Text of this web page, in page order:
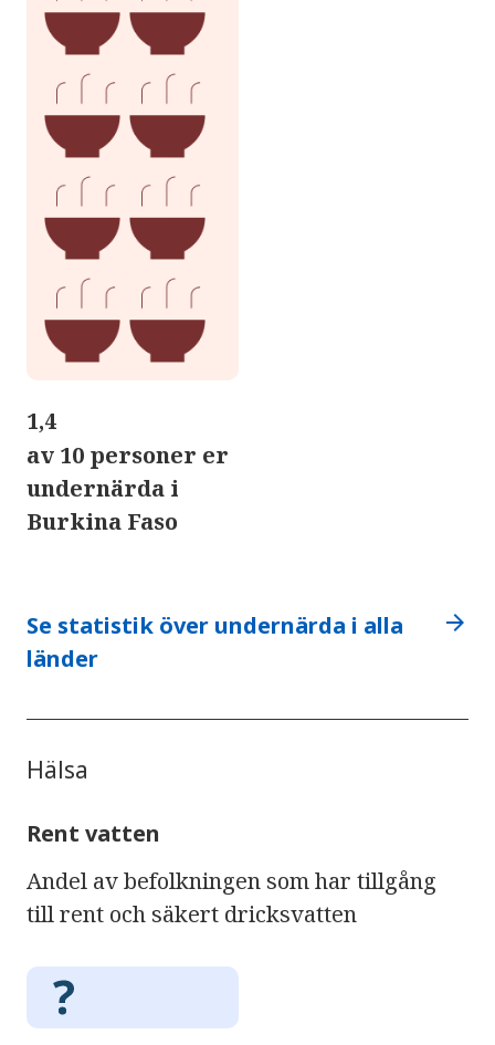
1,4
av 10 personer er
undernärda i
Burkina Faso
Se statistik över undernärda i alla
länder
arrow_forward
Hälsa
Rent vatten
Andel av befolkningen som har tillgång
till rent och säkert dricksvatten